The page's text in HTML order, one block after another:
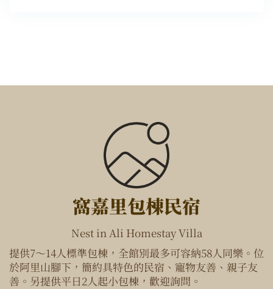
窩嘉里包棟民宿
Nest in Ali Homestay Villa
提供7～14人標準包棟，全館別最多可容納58人同樂。位
於阿里山腳下，簡約具特色的民宿、寵物友善、親子友
善。另提供平日2人起小包棟，歡迎詢問。